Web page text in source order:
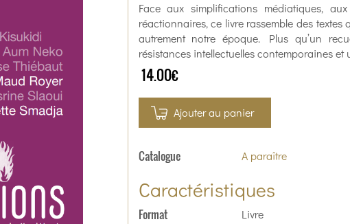
Face aux simplifications médiatiques,
réactionnaires, ce livre rassemble des
autrement notre époque. Plus qu’un
résistances intellectuelles contemporaines
14.00€
Ajouter au panier
Catalogue A paraître
Caractéristiques
Format Livre